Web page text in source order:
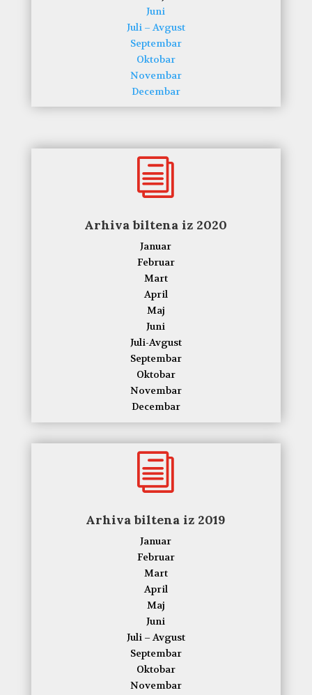
Juni
Juli – Avgust
Septembar
Oktobar
Novembar
Decembar
i
Arhiva biltena iz 2020
Januar
Februar
Mart
April
Maj
Juni
Juli-Avgust
Septembar
Oktobar
Novembar
Decembar
i
Arhiva biltena iz 2019
Januar
Februar
Mart
April
Maj
Juni
Juli – Avgust
Septembar
Oktobar
Novembar